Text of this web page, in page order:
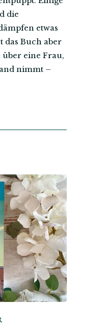
die
etwas
das Buch aber
eine Frau,
nimmt –